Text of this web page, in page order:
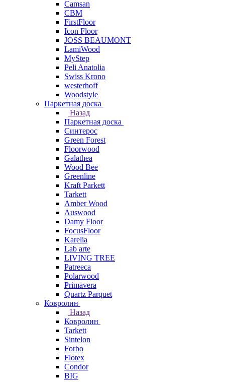
Camsan
CBM
FirstFloor
Icon Floor
JOSS BEAUMONT
LamiWood
MyStep
Peli Anatolia
Swiss Krono
westerhoff
Woodstyle
Паркетная доска
Назад
Паркетная доска
Синтерос
Green Forest
Floorwood
Galathea
Wood Bee
Greenline
Kraft Parkett
Tarkett
Amber Wood
Auswood
Damy Floor
FocusFloor
Karelia
Lab arte
LIVING TREE
Patreeca
Polarwood
Primavera
Quartz Parquet
Ковролин
Назад
Ковролин
Tarkett
Sintelon
Forbo
Flotex
Condor
BIG